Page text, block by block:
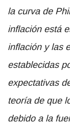
la curva de
inflación está
inflación y las
establecidas
expectativas
teoría de que
debido a la